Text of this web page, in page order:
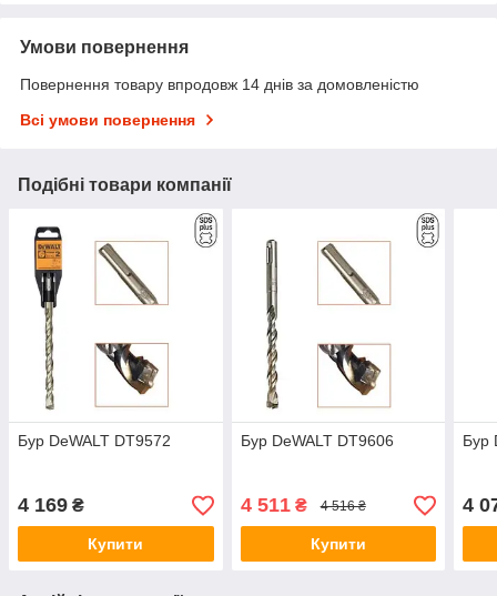
Умови повернення
Повернення товару впродовж 14 днів за домовленістю
Всі умови повернення
Подібні товари компанії
Бур DeWALT DT9572
4 169 ₴
Купити
Бур DeWALT DT9606
4 511₴ 4 516 ₴
Купити
Бур
4